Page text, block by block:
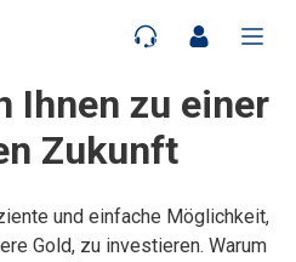
Ihnen zu einer
Zukunft
und einfache Möglichkeit,
Gold, zu investieren. Warum